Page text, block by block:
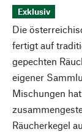
Exklusiv
Die
fertigt auf
gepechten
eigener
Mischungen
Räucherkegel